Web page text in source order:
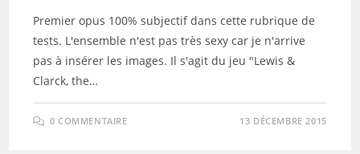
Premier opus 100% subjectif dans cette rubrique de
tests. L'ensemble n'est pas très sexy car je n'arrive
pas à insérer les images. Il s'agit du jeu "Lewis &
Clarck, the…
0 COMMENTAIRE 13 DÉCEMBRE 2015